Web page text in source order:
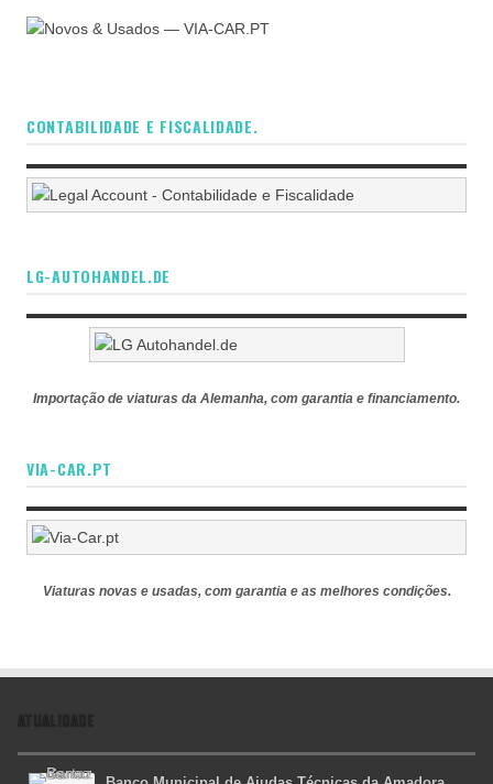
CONTABILIDADE E FISCALIDADE.
LG-AUTOHANDEL.DE
Importação de viaturas da Alemanha, com garantia e financiamento.
VIA-CAR.PT
Viaturas novas e usadas, com garantia e as melhores condições.
ATUALIDADE